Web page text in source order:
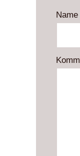
Name